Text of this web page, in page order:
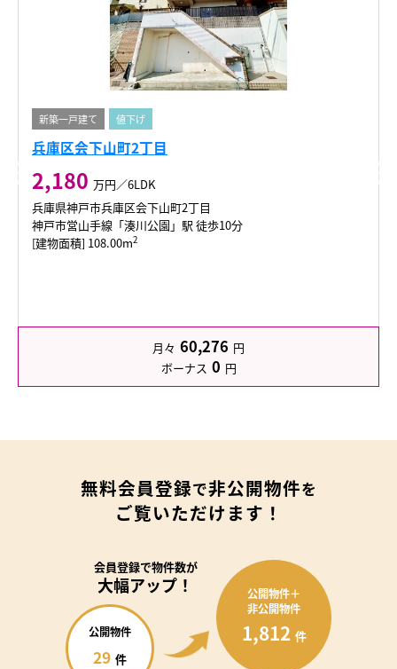
新築一戸建て 値下げ
兵庫区会下山町2丁目
2,180 万円／6LDK
兵庫県神戸市兵庫区会下山町2丁目
神戸市営山手線「湊川公園」駅 徒歩10分
[建物面積] 108.00m2
月々 60,276 円
ボーナス 0 円
無料会員登録で非公開物件を
ご覧いただけます！
会員登録で物件数が
大幅アップ！
公開物件
29 件
公開物件＋
非公開物件
1,812 件